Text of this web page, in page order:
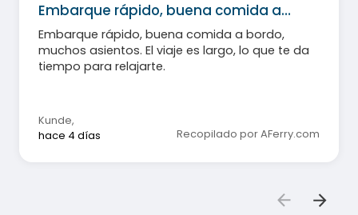
Embarque rápido, buena comida a…
Embarque rápido, buena comida a bordo,
muchos asientos. El viaje es largo, lo que te da
tiempo para relajarte.
Kunde,
hace 4 días
Recopilado por AFerry.com